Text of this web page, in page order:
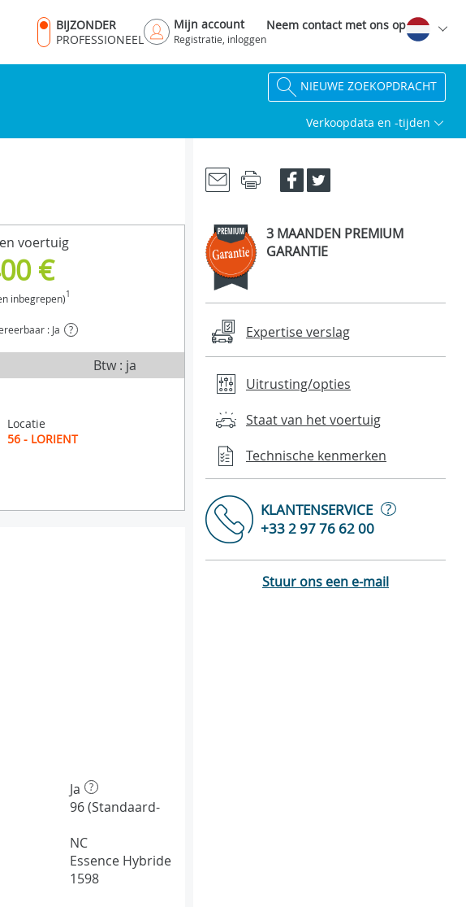
BIJZONDER
PROFESSIONEEL
Mijn account
Registratie, inloggen
Neem contact met ons op
NIEUWE ZOEKOPDRACHT
Verkoopdata en -tijden
voertuig
€
inbegrepen)1
: Ja ?
Btw : ja
Locatie
56 - LORIENT
Ja ?
96 (Standaard-
NC
Essence Hybride
1598
3 MAANDEN PREMIUM
GARANTIE
Expertise verslag
Uitrusting/opties
Staat van het voertuig
Technische kenmerken
KLANTENSERVICE
?
+33 2 97 76 62 00
Stuur ons een e-mail